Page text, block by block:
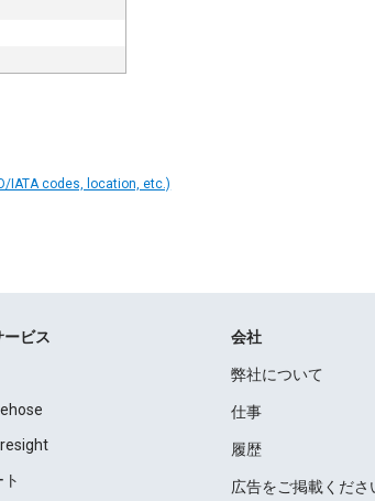
IATA codes, location, etc.)
ービス 会社
弊社について
仕事
履歴
広告をご掲載くださ